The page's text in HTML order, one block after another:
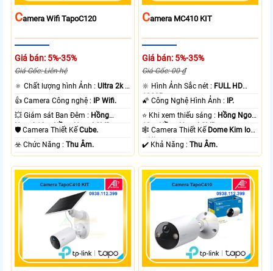
CAmera Wifi TapoC120
Giá bán: 5%-35%
Giá Gốc: Liên hệ
🔅 Chất lượng hình Ảnh :Ultra 2k +
.
👍 Camera Công nghệ :
IP Wifi.
💥 Giám sát Ban Đêm : Hồng
Ngoại 10m Hồng Ngoại SMD.
🛡 Camera Thiết KếCube.
️☣️ Chức Năng :Thu Âm.
CAmera MC410 KIT
Giá bán: 5%-35%
Giá Gốc: 00 ₫
🔆 Hình Ảnh Sắc nét : FULL HD
1080P .
🌠 Công Nghệ Hình Ảnh :
IP.
⭐ Khi xem thiếu sáng : Hồng Ngoại
10m Hồng Ngoại SMD.
🕸️ Camera Thiết Kế Dome Kim loại
+ Nhựa.
️✔️ Khả Năng :Thu Âm.